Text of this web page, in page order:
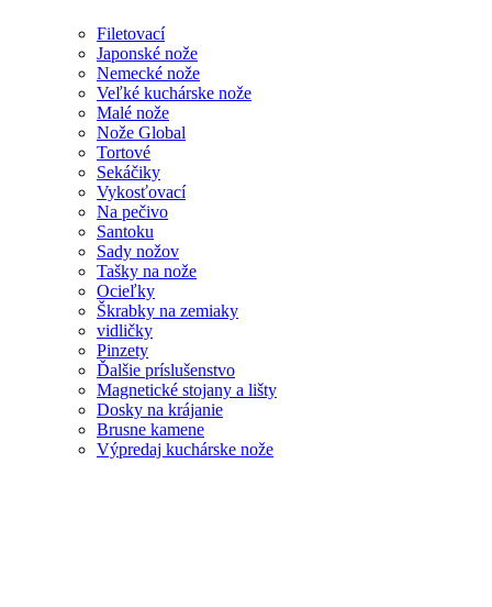
Filetovací
Japonské nože
Nemecké nože
Veľké kuchárske nože
Malé nože
Nože Global
Tortové
Sekáčiky
Vykosťovací
Na pečivo
Santoku
Sady nožov
Tašky na nože
Ocieľky
Škrabky na zemiaky
vidličky
Pinzety
Ďalšie príslušenstvo
Magnetické stojany a lišty
Dosky na krájanie
Brusne kamene
Výpredaj kuchárske nože